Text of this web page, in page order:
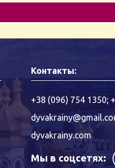
Контакты:
+38 (096) 754 1350;
dyvakrainy.com
Мы в соцсетях: